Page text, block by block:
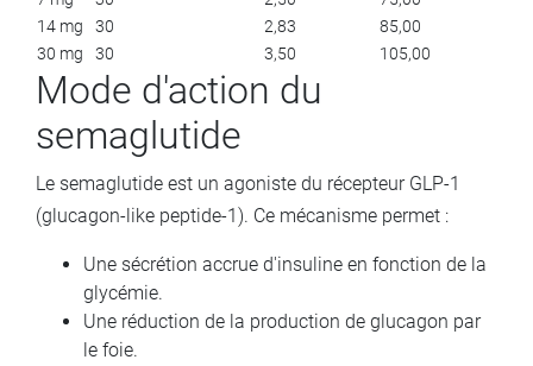
14 mg
30 2,83
85,00
30 mg
30 3,50 105,00
Mode d'action du
semaglutide
Le semaglutide est un agoniste du récepteur GLP-1
(glucagon-like peptide-1). Ce mécanisme permet :
Une sécrétion accrue d'insuline en fonction de la
glycémie.
Une réduction de la production de glucagon par
le foie.